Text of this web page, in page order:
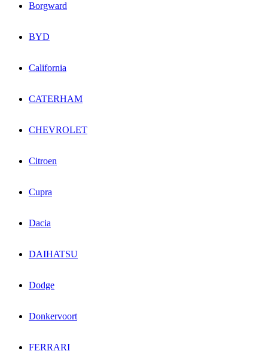
Borgward
BYD
California
CATERHAM
CHEVROLET
Citroen
Cupra
Dacia
DAIHATSU
Dodge
Donkervoort
FERRARI